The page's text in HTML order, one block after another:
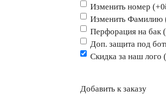
Изменить номер
Изменить Фамилию
Перфорация на бак
Доп. защита под
Скидка за наш лого
Добавить к заказу